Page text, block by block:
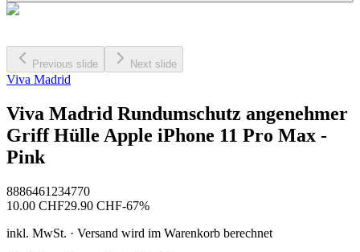
Previous slide Next slide
Viva Madrid
Viva Madrid Rundumschutz angenehmer
Griff Hülle Apple iPhone 11 Pro Max -
Pink
8886461234770
10.00 CHF29.90 CHF-67%
inkl. MwSt. · Versand wird im Warenkorb berechnet